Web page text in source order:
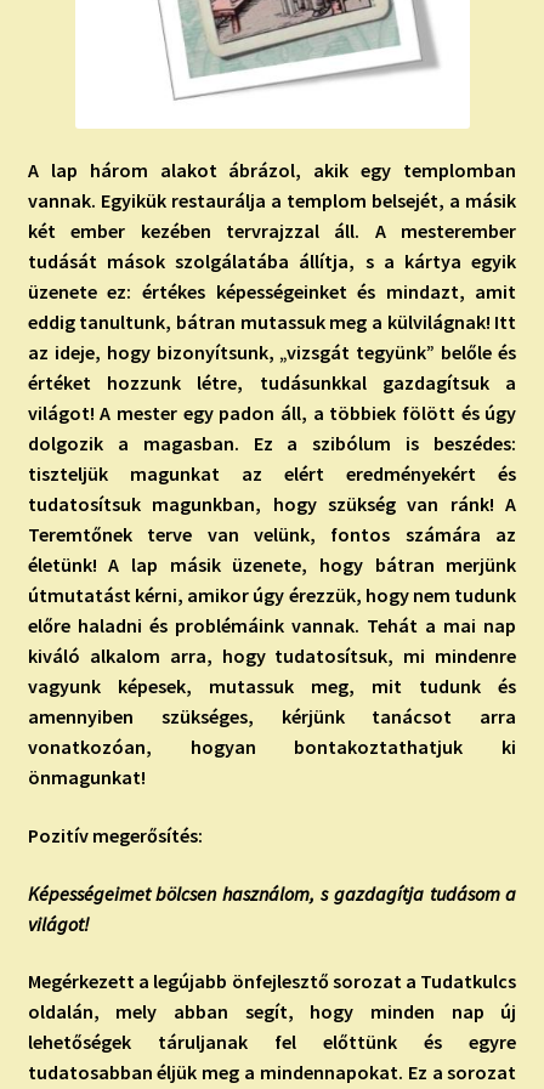
A lap három alakot ábrázol, akik egy templomban
vannak. Egyikük restaurálja a templom belsejét, a másik
két ember kezében tervrajzzal áll. A mesterember
tudását mások szolgálatába állítja, s a kártya egyik
üzenete ez: értékes képességeinket és mindazt, amit
eddig tanultunk, bátran mutassuk meg a külvilágnak! Itt
az ideje, hogy bizonyítsunk, „vizsgát tegyünk” belőle és
értéket hozzunk létre, tudásunkkal gazdagítsuk a
világot! A mester egy padon áll, a többiek fölött és úgy
dolgozik a magasban. Ez a szibólum is beszédes:
tiszteljük magunkat az elért eredményekért és
tudatosítsuk magunkban, hogy szükség van ránk! A
Teremtőnek terve van velünk, fontos számára az
életünk! A lap másik üzenete, hogy bátran merjünk
útmutatást kérni, amikor úgy érezzük, hogy nem tudunk
előre haladni és problémáink vannak. Tehát a mai nap
kiváló alkalom arra, hogy tudatosítsuk, mi mindenre
vagyunk képesek, mutassuk meg, mit tudunk és
amennyiben szükséges, kérjünk tanácsot arra
vonatkozóan, hogyan bontakoztathatjuk ki
önmagunkat!
Pozitív megerősítés:
Képességeimet bölcsen használom, s gazdagítja tudásom a
világot!
Megérkezett a legújabb önfejlesztő sorozat a Tudatkulcs
oldalán, mely abban segít, hogy minden nap új
lehetőségek táruljanak fel előttünk és egyre
tudatosabban éljük meg a mindennapokat. Ez a sorozat